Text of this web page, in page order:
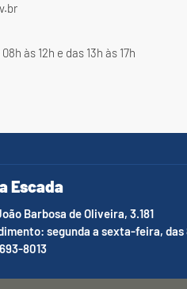
às 12h e das 13h às 17h
Escada
Barbosa de Oliveira, 3.181
segunda a sexta-feira, das
8013